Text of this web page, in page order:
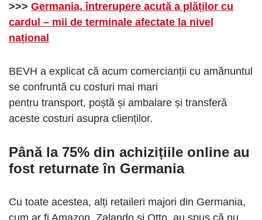
>>> Germania, întrerupere acută a plăților cu
cardul – mii de terminale afectate la nivel
național
BEVH a explicat că acum comercianții cu amănuntul
se confruntă cu costuri mai mari
pentru transport, poștă și ambalare și transferă
aceste costuri asupra clienților.
Până la 75% din achizițiile online au
fost returnate în Germania
Cu toate acestea, alți retaileri majori din Germania,